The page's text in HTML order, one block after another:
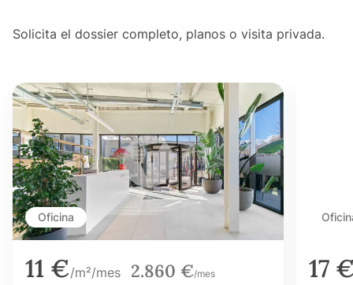
Solicita el dossier completo, planos o visita privada.
Oficina
11 €/m²/mes 2.860 €/mes 17